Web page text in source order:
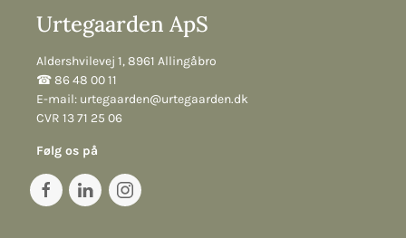
Urtegaarden ApS
Aldershvilevej 1, 8961 Allingåbro
☎︎ 86 48 00 11
E-mail: urtegaarden@urtegaarden.dk
CVR 13 71 25 06
Følg os på